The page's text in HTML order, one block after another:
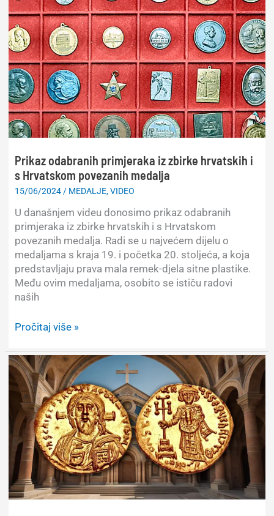
zlatnom
dukatu
Prikaz odabranih primjeraka iz zbirke hrvatskih i
s Hrvatskom povezanih medalja
15/06/2024 / MEDALJE,VIDEO
U današnjem videu donosimo prikaz odabranih
primjeraka iz zbirke hrvatskih i s Hrvatskom
povezanih medalja. Radi se u najvećem dijelu o
medaljama s kraja 19. i početka 20. stoljeća, a koja
predstavljaju prava mala remek-djela sitne plastike.
Među ovim medaljama, osobito se ističu radovi
naših
Prikaz
primjeraka
iz
zbirke
hrvatskih
s
Hrvatskom
povezanih
medalja
Pročitaj više »